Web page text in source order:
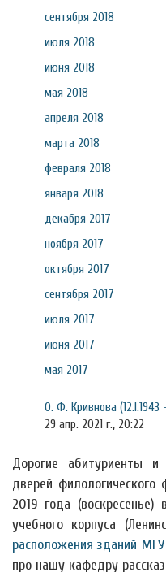
сентября 2018
июля 2018
июня 2018
мая 2018
апреля 2018
марта 2018
февраля 2018
января 2018
декабря 2017
ноября 2017
октября 2017
сентября 2017
июля 2017
июня 2017
мая 2017
О. Ф. Кривнова (12.I.1943
29 апр. 2021 г., 20:22
Дорогие абитуриенты
дверей филологического
2019 года
учебного корпуса
расположения зданий МГУ
про нашу кафедру